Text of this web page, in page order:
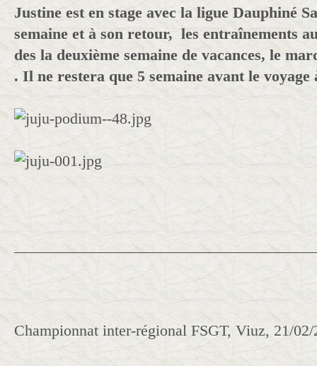
Justine est en stage avec la ligue Dauphiné
semaine et à son retour, les entraînements
des la deuxième semaine de vacances, le
. Il ne restera que 5 semaine avant le voyage
Championnat inter-régional FSGT, Viuz, 21/02/